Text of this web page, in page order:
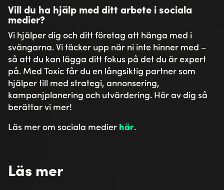
Vill du ha hjälp med ditt arbete i sociala
medier?
Vi hjälper dig och ditt företag att hänga med i
svängarna. Vi täcker upp när ni inte hinner med –
så att du kan lägga ditt fokus på det du är expert
på. Med Toxic får du en långsiktig partner som
hjälper till med strategi, annonsering,
kampanjplanering och utvärdering. Hör av dig så
berättar vi mer!
Läs mer om sociala medier här.
Läs mer